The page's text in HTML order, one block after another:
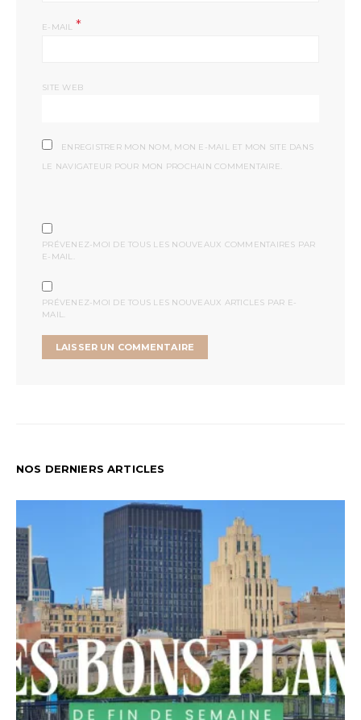
E-MAIL *
SITE WEB
ENREGISTRER MON NOM, MON E-MAIL ET MON SITE DANS
LE NAVIGATEUR POUR MON PROCHAIN COMMENTAIRE.
PRÉVENEZ-MOI DE TOUS LES NOUVEAUX COMMENTAIRES PAR
E-MAIL.
PRÉVENEZ-MOI DE TOUS LES NOUVEAUX ARTICLES PAR E-
MAIL.
NOS DERNIERS ARTICLES